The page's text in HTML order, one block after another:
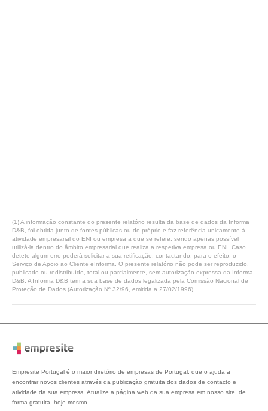
(1) A informação constante do presente relatório resulta da base de dados da Informa
D&B, foi obtida junto de fontes públicas ou do próprio e faz referência unicamente à
atividade empresarial do ENI ou empresa a que se refere, sendo apenas possível
utilizá-la dentro do âmbito empresarial que realiza a respetiva empresa ou ENI. Caso
detete algum erro poderá solicitar a sua retificação, contactando, para o efeito, o
Serviço de Apoio ao Cliente eInforma. O presente relatório não pode ser reproduzido,
publicado ou redistribuído, total ou parcialmente, sem autorização expressa da Informa
D&B. A Informa D&B tem a sua base de dados legalizada pela Comissão Nacional de
Proteção de Dados (Autorização Nº 32/96, emitida a 27/02/1996).
Empresite Portugal é o maior diretório de empresas de Portugal, que o ajuda a
encontrar novos clientes através da publicação gratuita dos dados de contacto e
atividade da sua empresa. Atualize a página web da sua empresa em nosso site, de
forma gratuita, hoje mesmo.